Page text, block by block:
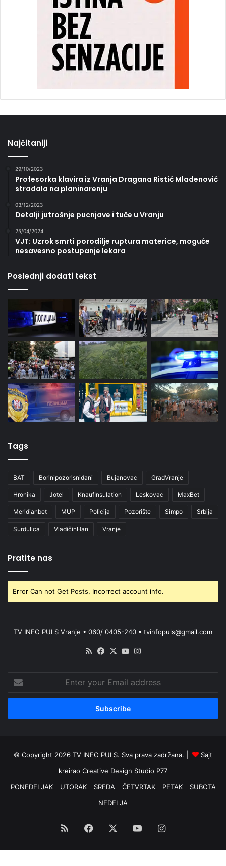
Najčitaniji
29/10/2023
Profesorka klavira iz Vranja Dragana Ristić Mladenović
stradala na planinarenju
03/12/2023
Detalji jutrošnje pucnjave i tuče u Vranju
25/04/2024
VJT: Uzrok smrti porodilje ruptura materice, moguće
nesavesno postupanje lekara
Poslednji dodati tekst
Tags
BAT Borinipozorisnidani Bujanovac GradVranje
Hronika Jotel KnaufInsulation Leskovac MaxBet
Meridianbet MUP Policija Pozorište Simpo Srbija
Surdulica VladičinHan Vranje
Pratite nas
Error Can not Get Posts, Incorrect account info.
TV INFO PULS Vranje • 060/ 0405-240 • tvinfopuls@gmail.com
RSS Facebook
X YouTube
your
Email
© Copyright 2026 TV INFO PULS. Sva prava zadržana. |
Sajt
kreirao Creative Design Studio P77
PONEDELJAK
UTORAK SREDA ČETVRTAK PETAK
SUBOTA
NEDELJA
RSS Facebook YouTubeInstagram